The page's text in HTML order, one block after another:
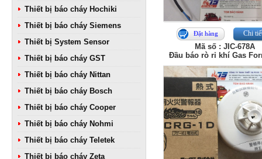
Thiết bị báo cháy Hochiki
Thiết bị báo cháy Siemens
Thiết bị System Sensor
Thiết bị báo cháy GST
Thiết bị báo cháy Nittan
Thiết bị báo cháy Bosch
Thiết bị báo cháy Cooper
Thiết bị báo cháy Nohmi
Thiết bị báo cháy Teletek
Thiết bị báo cháy Zeta
Đặt hàng Chi
Mã số : JIC-678A
Đầu báo rò rỉ khí Gas